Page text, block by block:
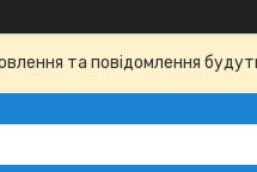
та повідомлення